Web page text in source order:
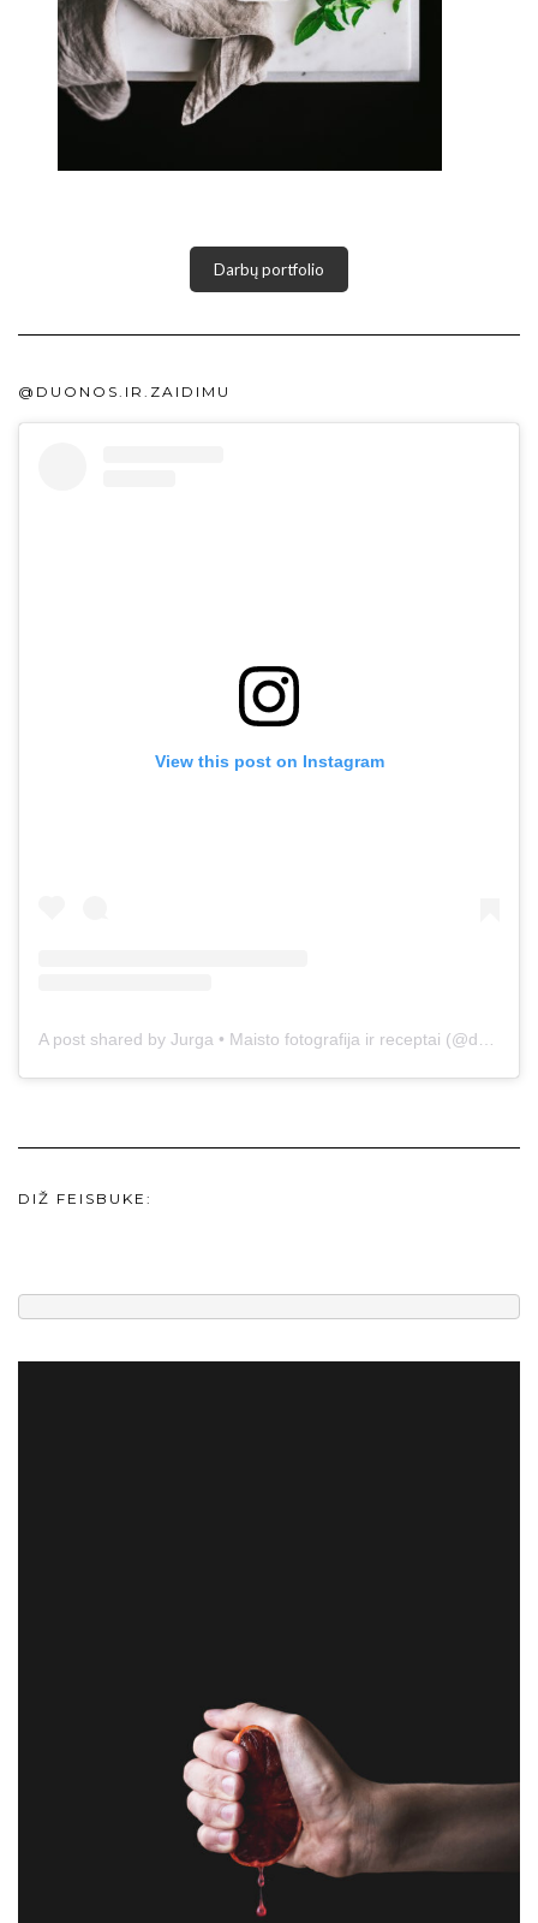
Darbų portfolio
@DUONOS.IR.ZAIDIMU
View this post on Instagram
DIŽ FEISBUKE: